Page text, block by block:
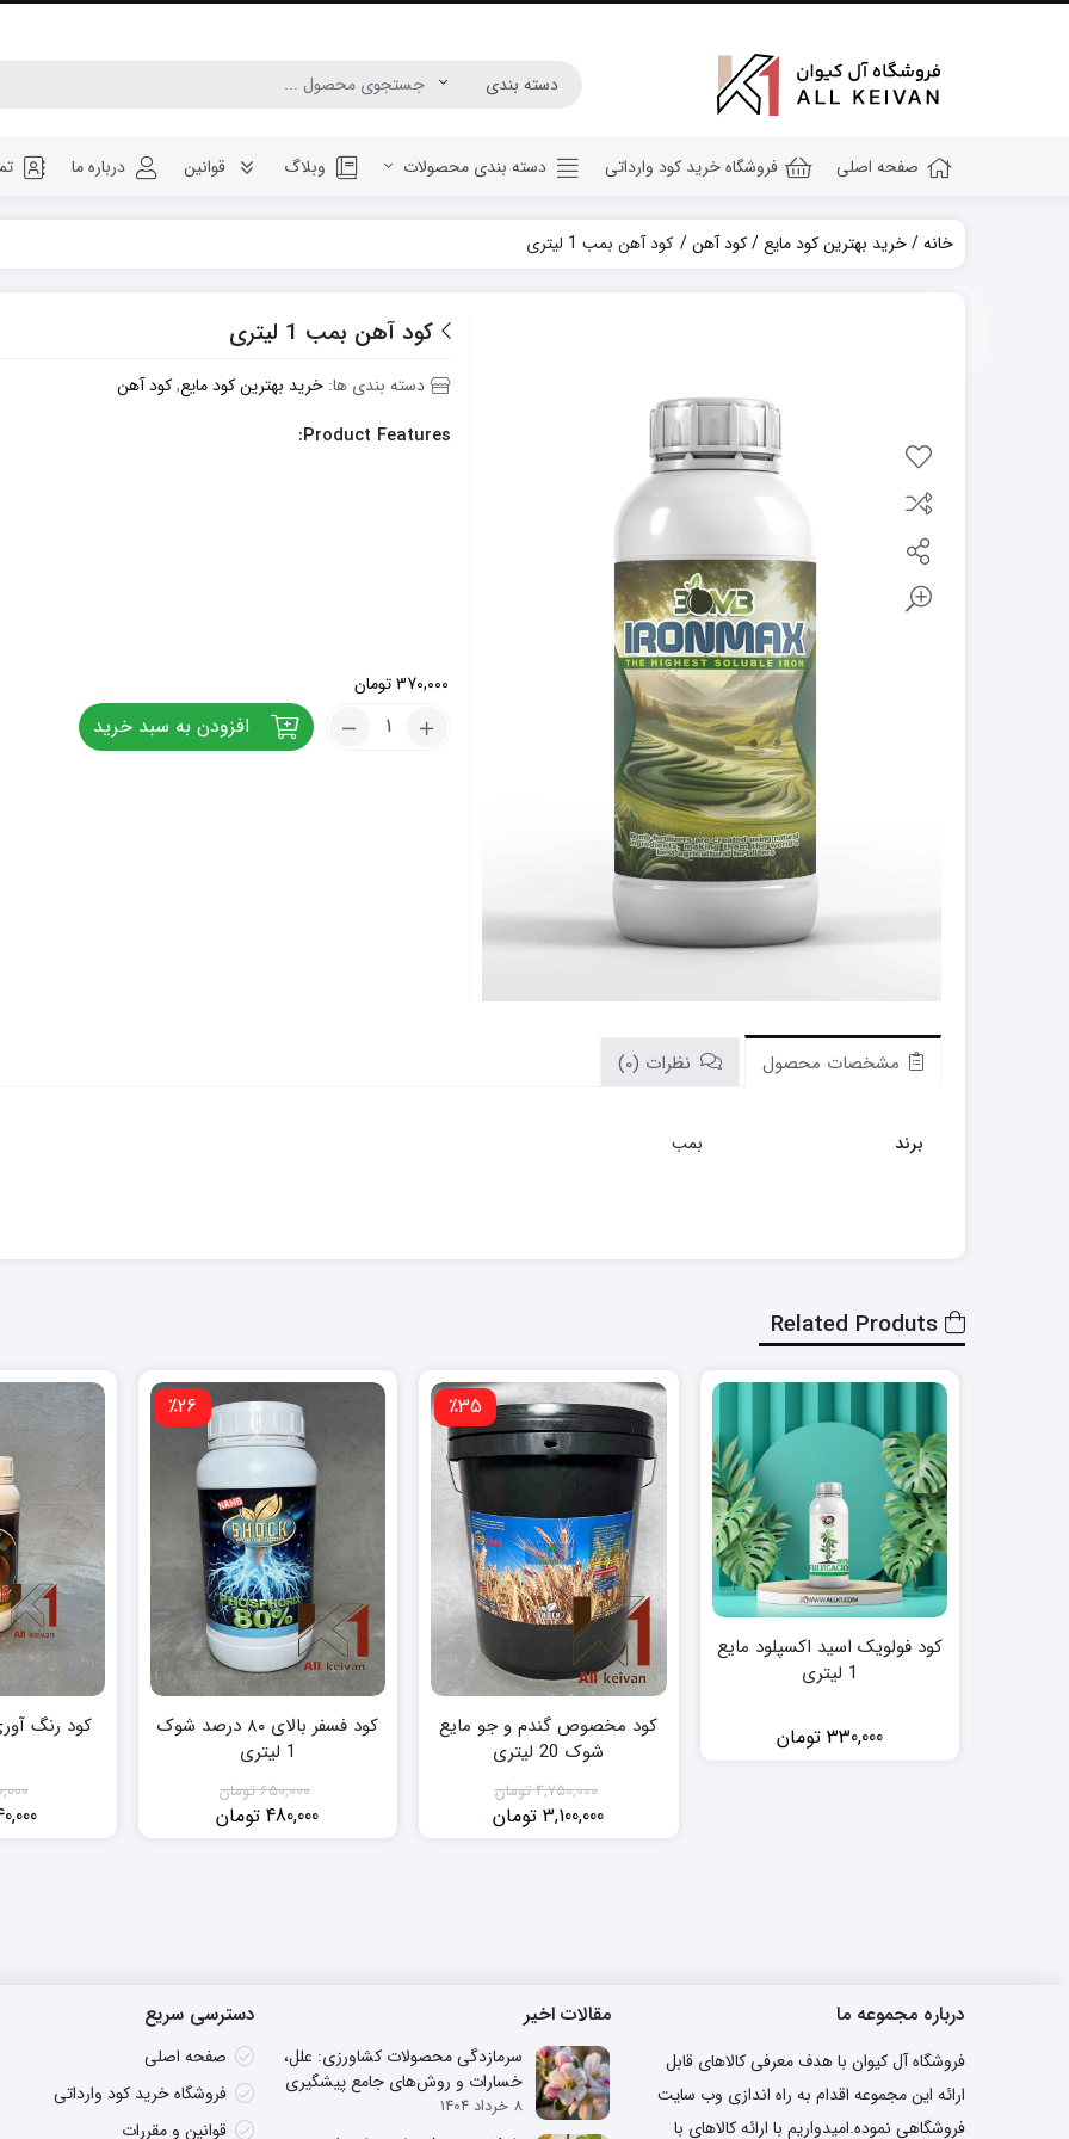
صفحه اصلی فروشگاه خرید کود وارداتی دسته بندی محصولات
کود پتاس
کود فسفر بالا
کود گلدهی(کود ۱۲ ۱۲ ۳۶)
کود آمینو اسید
کود فروت ست
کود گیاهان آپارتمانی
وبلاگ قوانین درباره ما
خانه خرید بهترین کود مایع کود آهن کود آهن بمب 1 لیتری
کود آهن بمب 1 لیتری
دسته بندی ها:خرید بهترین کود مایع,کود آهن
Product Features:
370,000 تومان
کود
آهن
افزودن به سبد خرید
مشخصات محصول نظرات (0)
برند بمب
کود فولویک اسید اکسپلود مایع
1 لیتری
330,000 تومان
٪35
کود مخصوص گندم و جو مایع
شوک 20 لیتری
4,750,000تومان
قیمت
3,100,000 تومان
قیمت
٪26
کود فسفر بالای ۸۰ درصد شوک
1 لیتری
650,000تومان
قیمت
480,000 تومان
قیمت
کود رنگ آوری
درباره مجموعه ما
فروشگاه آل کیوان با هدف معرفی کالاهای قابل
ارائه این مجموعه اقدام به راه اندازی وب سایت
فروشگاهی نموده.امیدواریم با ارائه کالاهای با
مقالات اخیر
سرمازدگی محصولات کشاورزی: علل،
خسارات و روش‌های جامع پیشگیری
8 خرداد 1404
دسترسی سریع
صفحه اصلی
فروشگاه خرید کود وارداتی
قوانین و مقررات